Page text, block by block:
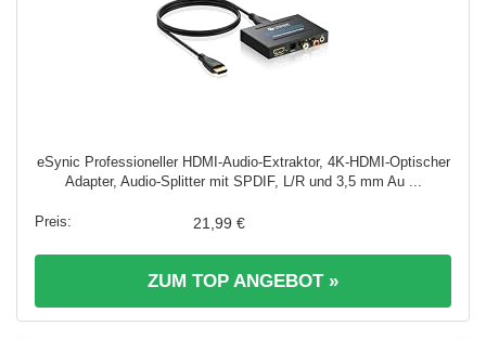
eSynic Professioneller HDMI-Audio-Extraktor, 4K-HDMI-Optischer
Adapter, Audio-Splitter mit SPDIF, L/R und 3,5 mm Au ...
21,99 €
ZUM TOP ANGEBOT »